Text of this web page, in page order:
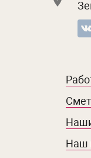
Наш